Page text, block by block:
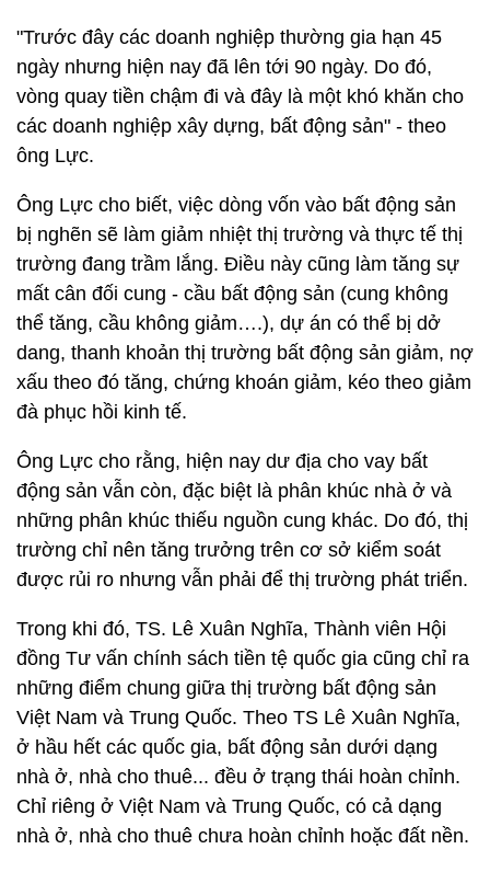
"Trước đây các doanh nghiệp thường gia hạn 45
ngày nhưng hiện nay đã lên tới 90 ngày. Do đó,
vòng quay tiền chậm đi và đây là một khó khăn cho
các doanh nghiệp xây dựng, bất động sản" - theo
ông Lực.
Ông Lực cho biết, việc dòng vốn vào bất động sản
bị nghẽn sẽ làm giảm nhiệt thị trường và thực tế thị
trường đang trầm lắng. Điều này cũng làm tăng sự
mất cân đối cung - cầu bất động sản (cung không
thể tăng, cầu không giảm….), dự án có thể bị dở
dang, thanh khoản thị trường bất động sản giảm, nợ
xấu theo đó tăng, chứng khoán giảm, kéo theo giảm
đà phục hồi kinh tế.
Ông Lực cho rằng, hiện nay dư địa cho vay bất
động sản vẫn còn, đặc biệt là phân khúc nhà ở và
những phân khúc thiếu nguồn cung khác. Do đó, thị
trường chỉ nên tăng trưởng trên cơ sở kiểm soát
được rủi ro nhưng vẫn phải để thị trường phát triển.
Trong khi đó, TS. Lê Xuân Nghĩa, Thành viên Hội
đồng Tư vấn chính sách tiền tệ quốc gia cũng chỉ ra
những điểm chung giữa thị trường bất động sản
Việt Nam và Trung Quốc. Theo TS Lê Xuân Nghĩa,
ở hầu hết các quốc gia, bất động sản dưới dạng
nhà ở, nhà cho thuê... đều ở trạng thái hoàn chỉnh.
Chỉ riêng ở Việt Nam và Trung Quốc, có cả dạng
nhà ở, nhà cho thuê chưa hoàn chỉnh hoặc đất nền.